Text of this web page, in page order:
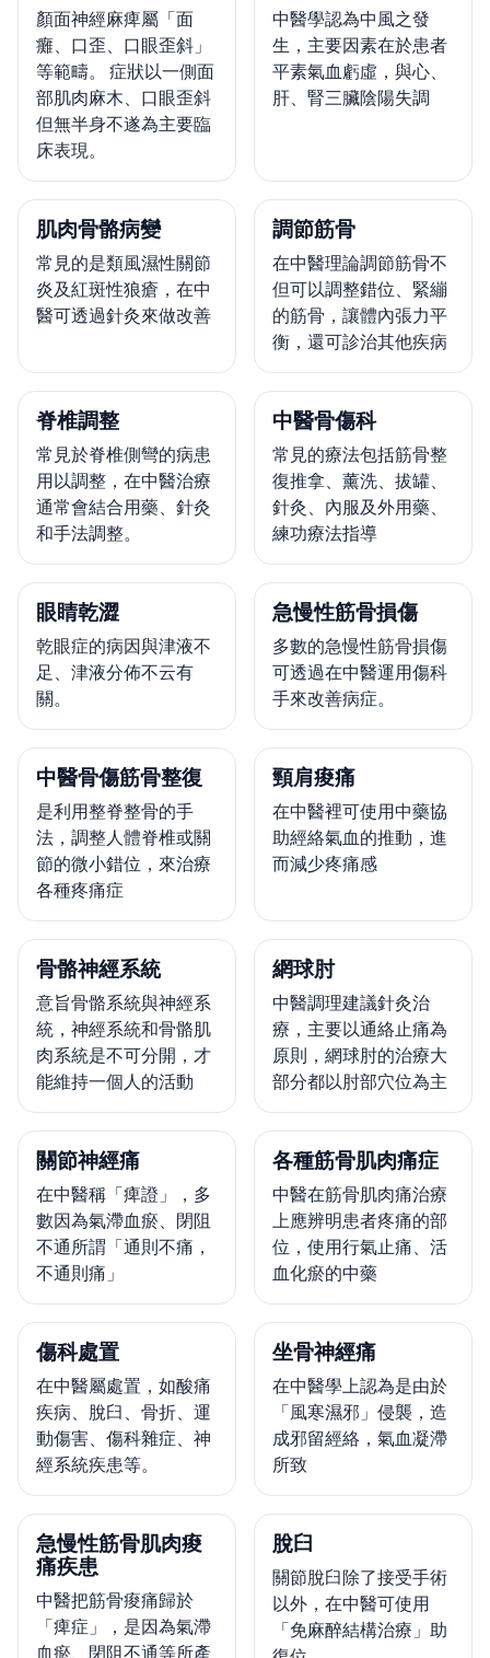
顏面神經麻痺屬「面
癱、口歪、口眼歪斜」
等範疇。 症狀以一側面
部肌肉麻木、口眼歪斜
但無半身不遂為主要臨
床表現。
中醫學認為中風之發
生，主要因素在於患者
平素氣血虧虛，與心、
肝、腎三臟陰陽失調
肌肉骨骼病變
常見的是類風濕性關節
炎及紅斑性狼瘡，在中
醫可透過針灸來做改善
調節筋骨
在中醫理論調節筋骨不
但可以調整錯位、緊繃
的筋骨，讓體內張力平
衡，還可診治其他疾病
脊椎調整
常見於脊椎側彎的病患
用以調整，在中醫治療
通常會結合用藥、針灸
和手法調整。
中醫骨傷科
常見的療法包括筋骨整
復推拿、薰洗、拔罐、
針灸、內服及外用藥、
練功療法指導
眼睛乾澀
乾眼症的病因與津液不
足、津液分佈不云有
關。
急慢性筋骨損傷
多數的急慢性筋骨損傷
可透過在中醫運用傷科
手來改善病症。
中醫骨傷筋骨整復
是利用整脊整骨的手
法，調整人體脊椎或關
節的微小錯位，來治療
各種疼痛症
頸肩痠痛
在中醫裡可使用中藥協
助經絡氣血的推動，進
而減少疼痛感
骨骼神經系統
意旨骨骼系統與神經系
統，神經系統和骨骼肌
肉系統是不可分開，才
能維持一個人的活動
網球肘
中醫調理建議針灸治
療，主要以通絡止痛為
原則，網球肘的治療大
部分都以肘部穴位為主
關節神經痛
在中醫稱「痺證」，多
數因為氣滯血瘀、閉阻
不通所謂「通則不痛，
不通則痛」
各種筋骨肌肉痛症
中醫在筋骨肌肉痛治療
上應辨明患者疼痛的部
位，使用行氣止痛、活
血化瘀的中藥
傷科處置
在中醫屬處置，如酸痛
疾病、脫臼、骨折、運
動傷害、傷科雜症、神
經系統疾患等。
坐骨神經痛
在中醫學上認為是由於
「風寒濕邪」侵襲，造
成邪留經絡，氣血凝滯
所致
急慢性筋骨肌肉痠
痛疾患
中醫把筋骨痠痛歸於
「痺症」，是因為氣滯
血瘀、閉阻不通等所產
脫臼
關節脫臼除了接受手術
以外，在中醫可使用
「免麻醉結構治療」助